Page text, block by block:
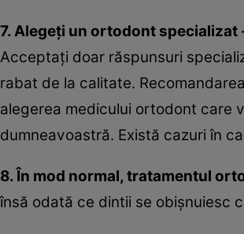
7. Alegeţi un ortodont specializat
Acceptaţi doar răspunsuri
rabat de la calitate.
alegerea medicului ortodont care
dumneavoastră. Există cazuri în
8. În mod normal, tratamentul
însă odată ce dintii se obişnuiesc